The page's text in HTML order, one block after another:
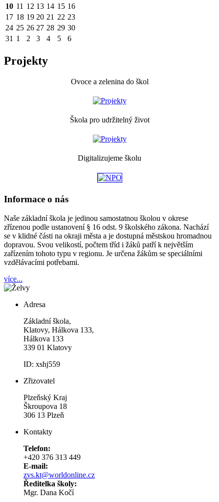
10 11 12 13 14 15 16
17 18 19 20 21 22 23
24 25 26 27 28 29 30
31 1 2 3 4 5 6
Projekty
Ovoce a zelenina do škol
Škola pro udržitelný život
Digitalizujeme školu
Informace o nás
Naše základní škola je jedinou samostatnou školou v okrese
zřízenou podle ustanovení § 16 odst. 9 školského zákona. Nachází
se v klidné části na okraji města a je dostupná městskou hromadnou
dopravou. Svou velikostí, počtem tříd i žáků patří k největším
zařízením tohoto typu v regionu. Je určena žákům se speciálními
vzdělávacími potřebami.
více...
Adresa
Základní škola,
Klatovy, Hálkova 133,
Hálkova 133
339 01 Klatovy
ID: xshj559
Zřizovatel
Plzeňský Kraj
Škroupova 18
306 13 Plzeň
Kontakty
Telefon:
+420 376 313 449
E-mail:
zvs.kt@worldonline.cz
Ředitelka školy:
Mgr. Dana Kočí